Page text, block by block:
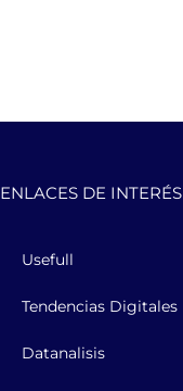
ENLACES DE INTERÉS
Usefull
Tendencias Digitales
Datanalisis